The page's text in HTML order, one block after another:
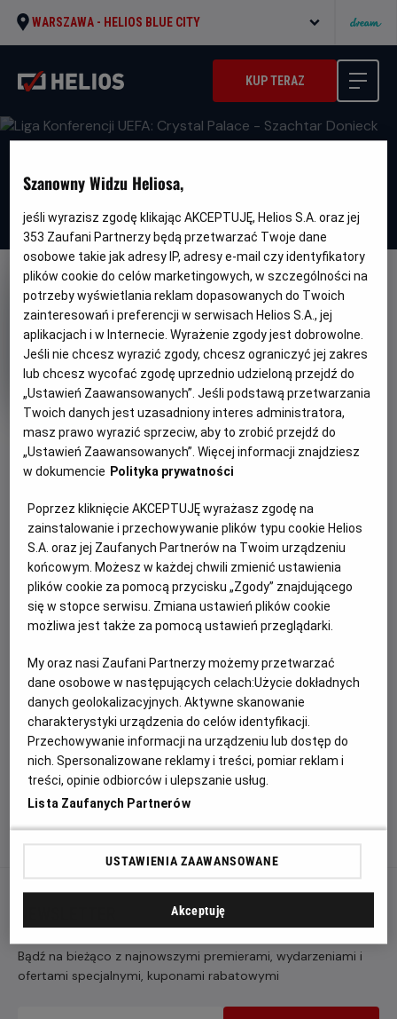
WARSZAWA - HELIOS BLUE CITY
KUP TERAZ
OBSERWUJ
Liga Konferencji UEFA: Crystal
Palace - Szachtar Donieck
Gatunek
Sportowy
Czas
trwania
150 min
Kraj
i
rok
produkcji
Polska
PREMIERA
7 maja 2026
OPIS FILMU
Transmisja meczu Crystal Palace - Szachtar Donieck w
ramach rozgrywek Ligi Konferencji UEFA.
ZAPROŚ ZNAJOMYCH
Facebook Messenger WhatsApp
Bądź na bieżąco z najnowszymi premierami, wydarzeniami i
ofertami specjalnymi, kuponami rabatowymi
Szanowny Widzu Heliosa,
jeśli wyrazisz zgodę klikając AKCEPTUJĘ, Helios S.A. oraz jej
353 Zaufani Partnerzy będą przetwarzać Twoje dane
osobowe takie jak adresy IP, adresy e-mail czy identyfikatory
plików cookie do celów marketingowych, w szczególności na
potrzeby wyświetlania reklam dopasowanych do Twoich
zainteresowań i preferencji w serwisach Helios S.A., jej
aplikacjach i w Internecie. Wyrażenie zgody jest dobrowolne.
Jeśli nie chcesz wyrazić zgody, chcesz ograniczyć jej zakres
lub chcesz wycofać zgodę uprzednio udzieloną przejdź do
„Ustawień Zaawansowanych”. Jeśli podstawą przetwarzania
Twoich danych jest uzasadniony interes administratora,
masz prawo wyrazić sprzeciw, aby to zrobić przejdź do
„Ustawień Zaawansowanych”. Więcej informacji znajdziesz
w dokumencie Polityka prywatności
Poprzez kliknięcie AKCEPTUJĘ wyrażasz zgodę na
zainstalowanie i przechowywanie plików typu cookie Helios
S.A. oraz jej Zaufanych Partnerów na Twoim urządzeniu
końcowym. Możesz w każdej chwili zmienić ustawienia
plików cookie za pomocą przycisku „Zgody” znajdującego
się w stopce serwisu. Zmiana ustawień plików cookie
możliwa jest także za pomocą ustawień przeglądarki.
My oraz nasi Zaufani Partnerzy możemy przetwarzać
dane osobowe w następujących celach:Użycie dokładnych
danych geolokalizacyjnych. Aktywne skanowanie
charakterystyki urządzenia do celów identyfikacji.
Przechowywanie informacji na urządzeniu lub dostęp do
nich. Spersonalizowane reklamy i treści, pomiar reklam i
treści, opinie odbiorców i ulepszanie usług.
Lista Zaufanych Partnerów
USTAWIENIA ZAAWANSOWANE
Akceptuję